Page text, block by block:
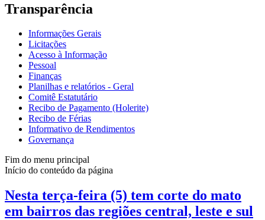
Transparência
Informações Gerais
Licitações
Acesso à Informação
Pessoal
Finanças
Planilhas e relatórios - Geral
Comitê Estatutário
Recibo de Pagamento (Holerite)
Recibo de Férias
Informativo de Rendimentos
Governança
Fim do menu principal
Início do conteúdo da página
Nesta terça-feira (5) tem corte do mato
em bairros das regiões central, leste e sul